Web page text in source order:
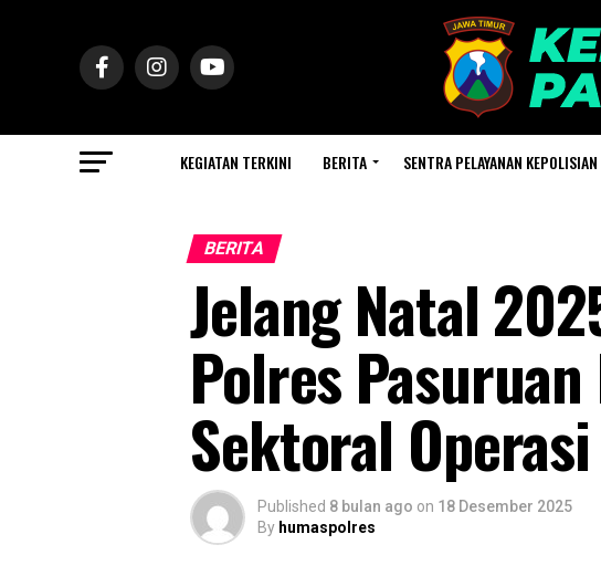
KEGIATAN TERKINI BERITA SENTRA PELAYANAN
BERITA
Jelang Natal
Polres
Sektoral
Published 8 bulan ago on 18 Desember 2025
By humaspolres